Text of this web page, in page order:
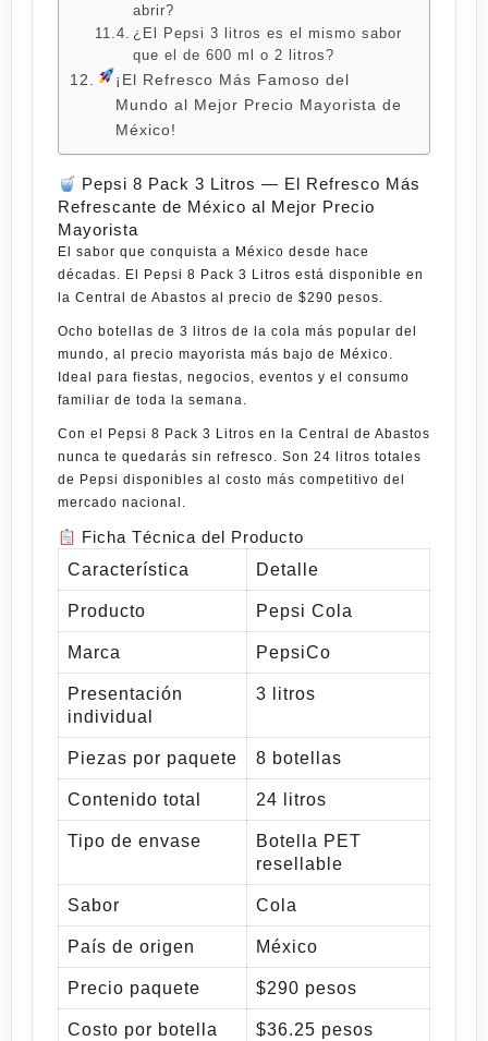
abrir?
¿El Pepsi 3 litros es el mismo sabor
que el de 600 ml o 2 litros?
¡El Refresco Más Famoso del
Mundo al Mejor Precio Mayorista de
México!
Pepsi 8 Pack 3 Litros — El Refresco Más
Refrescante de México al Mejor Precio
Mayorista
El sabor que conquista a México desde hace
décadas. El
Pepsi 8 Pack 3 Litros está disponible en
la Central de Abastos al precio de $290 pesos.
Ocho botellas de 3 litros de la cola más popular del
mundo, al precio mayorista más bajo de México.
Ideal para fiestas, negocios, eventos y el consumo
familiar de toda la semana.
Con el Pepsi 8 Pack 3 Litros en la Central de Abastos
nunca te quedarás sin refresco. Son 24 litros totales
de Pepsi disponibles al costo más competitivo del
mercado nacional.
Ficha Técnica del Producto
Característica
Detalle
Producto Pepsi Cola
Marca PepsiCo
Presentación
individual
3 litros
Piezas por paquete 8 botellas
Contenido total 24 litros
Tipo de envase
Botella PET
resellable
Sabor Cola
País de origen México
Precio paquete $290 pesos
Costo por botella $36.25 pesos